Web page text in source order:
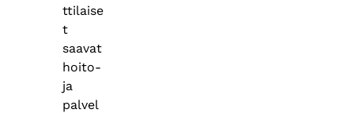
ttilaise
t
saavat
hoito-
ja
palvel